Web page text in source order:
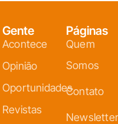
Gente
Acontece
Opinião
Oportunidades
Revistas
Páginas
Quem
Somos
Contato
Newsletter